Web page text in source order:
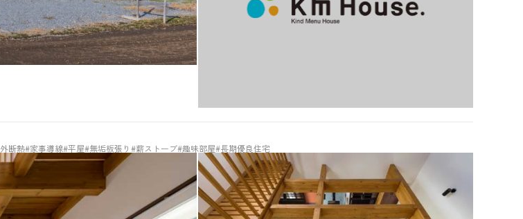
断熱#家事導線#平屋#無垢板張り #薪ストーブ#趣味部屋#長期優良住宅